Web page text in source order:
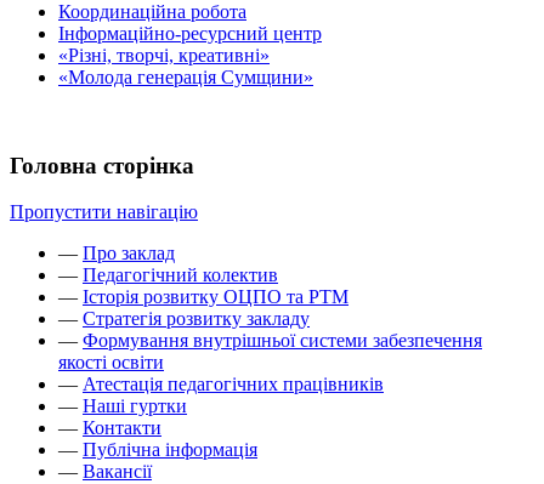
Координаційна робота
Інформаційно-ресурсний центр
«Різні, творчі, креативні»
«Молода генерація Сумщини»
Головна сторінка
Пропустити навігацію
— Про заклад
— Педагогічний колектив
— Історія розвитку ОЦПО та РТМ
— Стратегія розвитку закладу
— Формування внутрішньої системи забезпечення
якості освіти
— Атестація педагогічних працівників
— Наші гуртки
— Контакти
— Публічна інформація
— Вакансії